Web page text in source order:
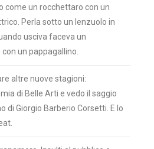
come un rocchettaro con un
Perla sotto un lenzuolo in
usciva faceva un
un pappagallino.
altre nuove stagioni:
di Belle Arti e vedo il saggio
di Giorgio Barberio Corsetti. E lo